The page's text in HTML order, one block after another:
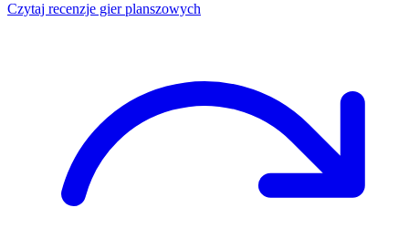
Czytaj recenzje gier planszowych